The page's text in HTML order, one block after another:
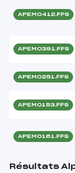
APEM0412.FFS
APEM0391.FFS
APEM0251.FFS
APEM0153.FFS
APEM0161.FFS
Résultats